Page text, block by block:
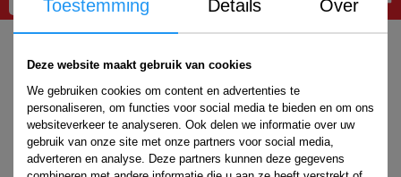
Toestemming Details Over
Deze website maakt gebruik van cookies
We gebruiken cookies om content en advertenties te
personaliseren, om functies voor social media te bieden en om ons
websiteverkeer te analyseren. Ook delen we informatie over uw
gebruik van onze site met onze partners voor social media,
adverteren en analyse. Deze partners kunnen deze gegevens